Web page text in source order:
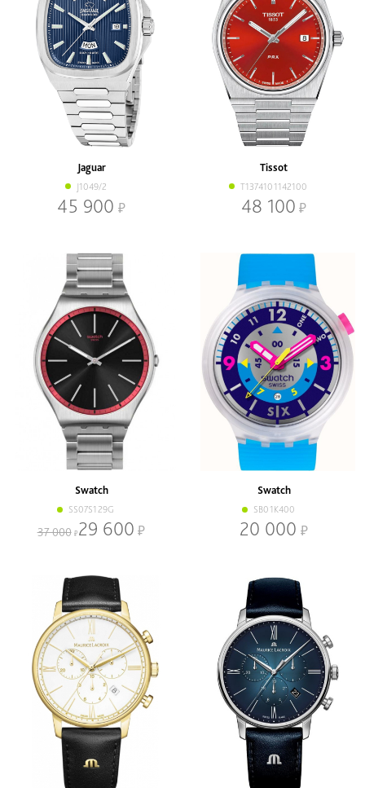
Jaguar
J1049/2
45 900
Tissot
T1374101142100
48 100
Swatch
SS07S129G
37 000 29 600
Swatch
SB01K400
20 000